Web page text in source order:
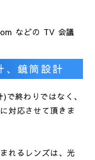
などの TV 会議
、鏡筒設計
終わりではなく、
対応させて頂きま
れるレンズは、光